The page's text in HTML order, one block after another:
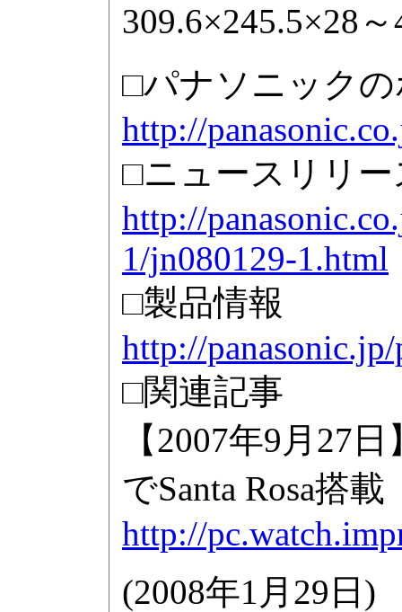
309.6×245.5×28
□パナソニック
http://
□ニュースリリー
http://
1/jn080129-1.html
□製品情報
http://
□関連記事
【2007年9月27
でSanta Rosa搭載
http://
(2008年1月29日 )